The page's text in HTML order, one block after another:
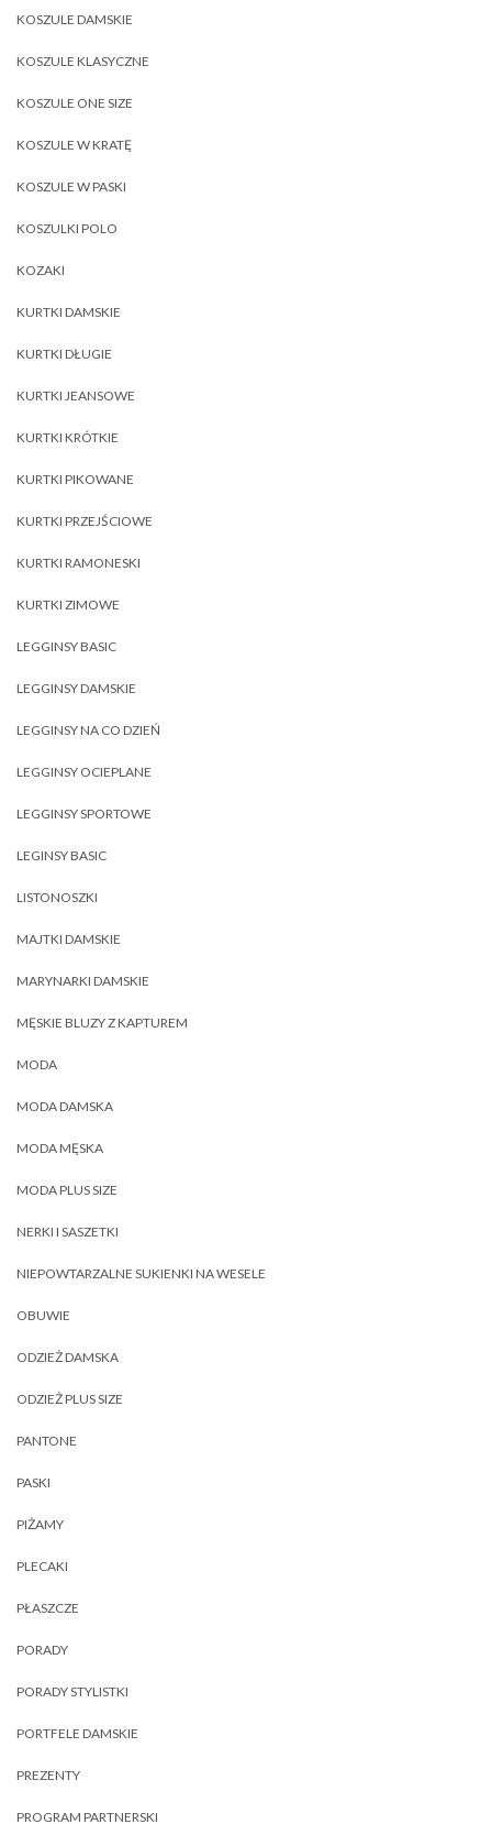
KOSZULE DAMSKIE
KOSZULE KLASYCZNE
KOSZULE ONE SIZE
KOSZULE W KRATĘ
KOSZULE W PASKI
KOSZULKI POLO
KOZAKI
KURTKI DAMSKIE
KURTKI DŁUGIE
KURTKI JEANSOWE
KURTKI KRÓTKIE
KURTKI PIKOWANE
KURTKI PRZEJŚCIOWE
KURTKI RAMONESKI
KURTKI ZIMOWE
LEGGINSY BASIC
LEGGINSY DAMSKIE
LEGGINSY NA CO DZIEŃ
LEGGINSY OCIEPLANE
LEGGINSY SPORTOWE
LEGINSY BASIC
LISTONOSZKI
MAJTKI DAMSKIE
MARYNARKI DAMSKIE
MĘSKIE BLUZY Z KAPTUREM
MODA
MODA DAMSKA
MODA MĘSKA
MODA PLUS SIZE
NERKI I SASZETKI
NIEPOWTARZALNE SUKIENKI NA WESELE
OBUWIE
ODZIEŻ DAMSKA
ODZIEŻ PLUS SIZE
PANTONE
PASKI
PIŻAMY
PLECAKI
PŁASZCZE
PORADY
PORADY STYLISTKI
PORTFELE DAMSKIE
PREZENTY
PROGRAM PARTNERSKI